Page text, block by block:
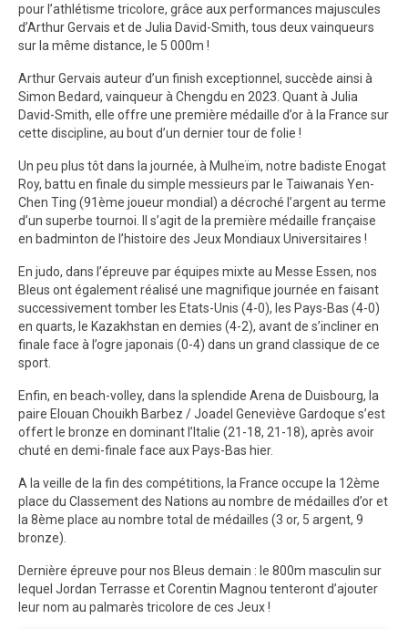
pour l’athlétisme tricolore, grâce aux performances majuscules
d’Arthur Gervais et de Julia David-Smith, tous deux vainqueurs
sur la même distance, le 5 000m !
Arthur Gervais auteur d’un finish exceptionnel, succède ainsi à
Simon Bedard, vainqueur à Chengdu en 2023. Quant à Julia
David-Smith, elle offre une première médaille d’or à la France sur
cette discipline, au bout d’un dernier tour de folie !
Un peu plus tôt dans la journée, à Mulheïm, notre badiste Enogat
Roy, battu en finale du simple messieurs par le Taiwanais Yen-
Chen Ting (91ème joueur mondial) a décroché l’argent au terme
d’un superbe tournoi. Il s’agit de la première médaille française
en badminton de l’histoire des Jeux Mondiaux Universitaires !
En judo, dans l’épreuve par équipes mixte au Messe Essen, nos
Bleus ont également réalisé une magnifique journée en faisant
successivement tomber les Etats-Unis (4-0), les Pays-Bas (4-0)
en quarts, le Kazakhstan en demies (4-2), avant de s’incliner en
finale face à l’ogre japonais (0-4) dans un grand classique de ce
sport.
Enfin, en beach-volley, dans la splendide Arena de Duisbourg, la
paire Elouan Chouikh Barbez / Joadel Geneviève Gardoque s’est
offert le bronze en dominant l’Italie (21-18, 21-18), après avoir
chuté en demi-finale face aux Pays-Bas hier.
A la veille de la fin des compétitions, la France occupe la 12ème
place du Classement des Nations au nombre de médailles d’or et
la 8ème place au nombre total de médailles (3 or, 5 argent, 9
bronze).
Dernière épreuve pour nos Bleus demain : le 800m masculin sur
lequel Jordan Terrasse et Corentin Magnou tenteront d’ajouter
leur nom au palmarès tricolore de ces Jeux !